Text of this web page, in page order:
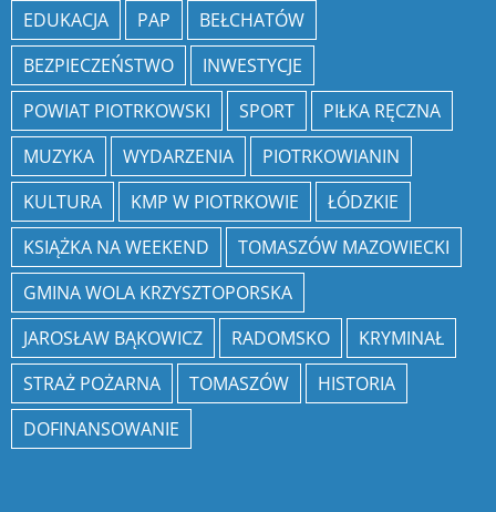
EDUKACJA
PAP
BEŁCHATÓW
BEZPIECZEŃSTWO
INWESTYCJE
POWIAT PIOTRKOWSKI
SPORT
PIŁKA RĘCZNA
MUZYKA
WYDARZENIA
PIOTRKOWIANIN
KULTURA
KMP W PIOTRKOWIE
ŁÓDZKIE
KSIĄŻKA NA WEEKEND
TOMASZÓW MAZOWIECKI
GMINA WOLA KRZYSZTOPORSKA
JAROSŁAW BĄKOWICZ
RADOMSKO
KRYMINAŁ
STRAŻ POŻARNA
TOMASZÓW
HISTORIA
DOFINANSOWANIE